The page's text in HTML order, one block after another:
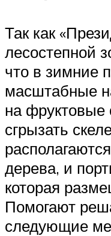
Так как
лесостепной
что в зимние
масштабные
на
сгрызать
дерева, и
которая
Помогают
следующие